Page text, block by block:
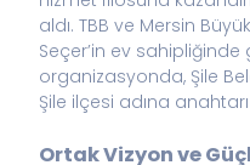
aldı. TBB ve Mersin
Seçer’in ev sahipliğinde
organizasyonda, Şile
Şile ilçesi adına
Ortak Vizyon ve